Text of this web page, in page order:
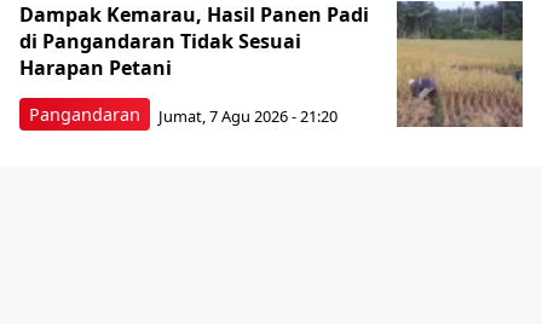
Pangandaran
Dampak Kemarau, Hasil Panen Padi
di Pangandaran Tidak Sesuai
Harapan Petani
Jumat, 7 Agu 2026 - 21:20